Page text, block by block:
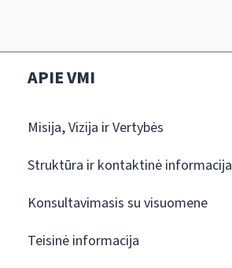
APIE VMI
Misija, Vizija ir Vertybės
Struktūra ir kontaktinė informacija
Konsultavimasis su visuomene
Teisinė informacija